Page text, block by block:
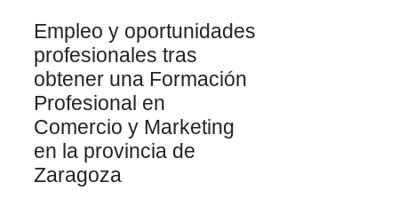
Empleo y oportunidades
profesionales tras
obtener una Formación
Profesional en
Comercio y Marketing
en la provincia de
Zaragoza